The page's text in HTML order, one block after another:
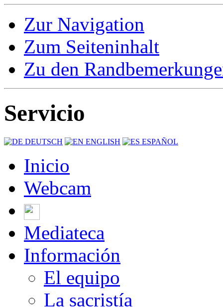
Zur Navigation
Zum Seiteninhalt
Zu den
Servicio
DEUTSCH ENGLISH ESPAÑOL
Inicio
Webcam
Mediateca
Información
El equipo
La sacristía